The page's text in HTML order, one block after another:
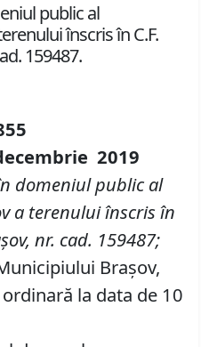
public al
înscris în C.F.
159487.
2019
domeniul public al
a terenului înscris în
, nr. cad. 159487;
Brașov,
la data de 10